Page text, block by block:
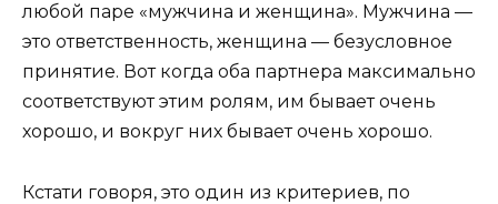
любой паре «мужчина и женщина». Мужчина —
это ответственность, женщина — безусловное
принятие. Вот когда оба партнера максимально
соответствуют этим ролям, им бывает очень
хорошо, и вокруг них бывает очень хорошо.
Кстати говоря, это один из критериев, по